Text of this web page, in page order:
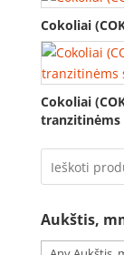
Cokoliai
Cokoliai
tranzitinėms
Aukštis,